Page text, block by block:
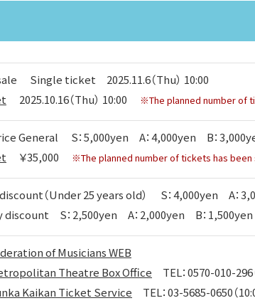
Single ticket 2025.11.6（Thu） 10:00
2025.10.16（Thu） 10:00 ※The planned number of
General
S：5,000yen A：4,000yen B：
￥35,000 ※The planned number of tickets has been
（Under 25 years old）
S：4,000yen A：
discount
S：2,500yen A：2,000yen B：
of Musicians WEB
Theatre Box Office TEL：0570-010-296
Kaikan Ticket Service TEL：03-5685-0650（